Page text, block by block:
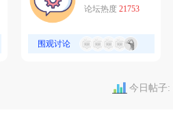
论坛热度 21753
围观讨论
今日帖子: